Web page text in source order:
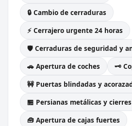
🔒 Cambio de cerraduras
⚡ Cerrajero urgente 24 horas
🛡️ Cerraduras de seguridad y
🚗 Apertura de coches
🗝️
🚧 Puertas blindadas y
🏪 Persianas metálicas y
🧰 Apertura de cajas fuertes